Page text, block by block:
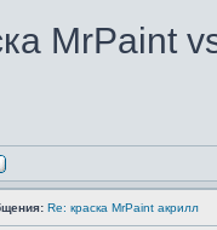
Re: краска MrPaint акрилл